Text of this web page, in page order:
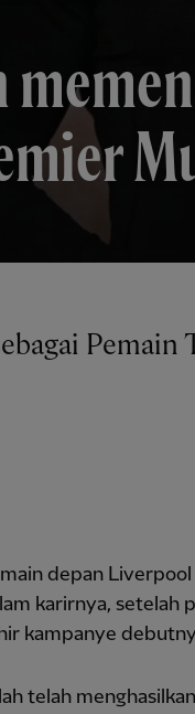
depan
karirnya, setelah
kampanye
telah